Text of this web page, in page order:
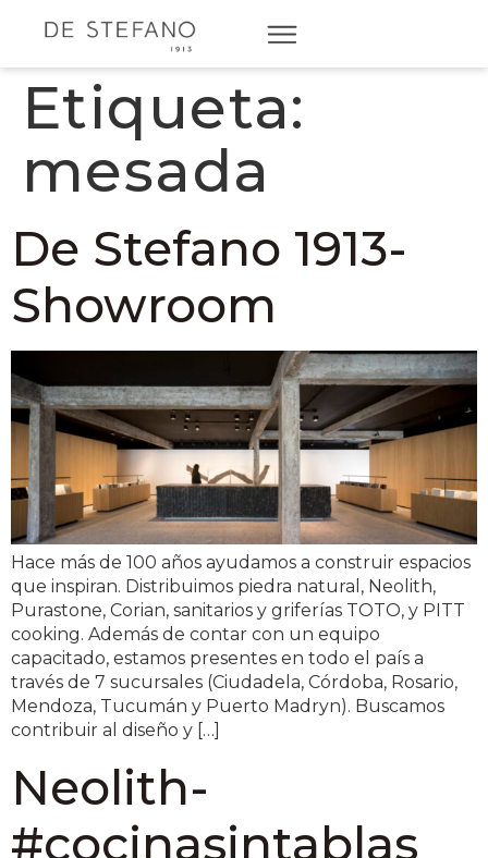
Etiqueta:
mesada
De Stefano 1913-
Showroom
Hace más de 100 años ayudamos a construir espacios
que inspiran. Distribuimos piedra natural, Neolith,
Purastone, Corian, sanitarios y griferías TOTO, y PITT
cooking. Además de contar con un equipo
capacitado, estamos presentes en todo el país a
través de 7 sucursales (Ciudadela, Córdoba, Rosario,
Mendoza, Tucumán y Puerto Madryn). Buscamos
contribuir al diseño y […]
Neolith-
#cocinasintablas